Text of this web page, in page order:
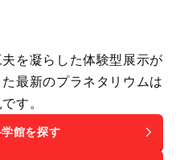
を凝らした体験型展示が
最新のプラネタリウムは
す。
館を探す